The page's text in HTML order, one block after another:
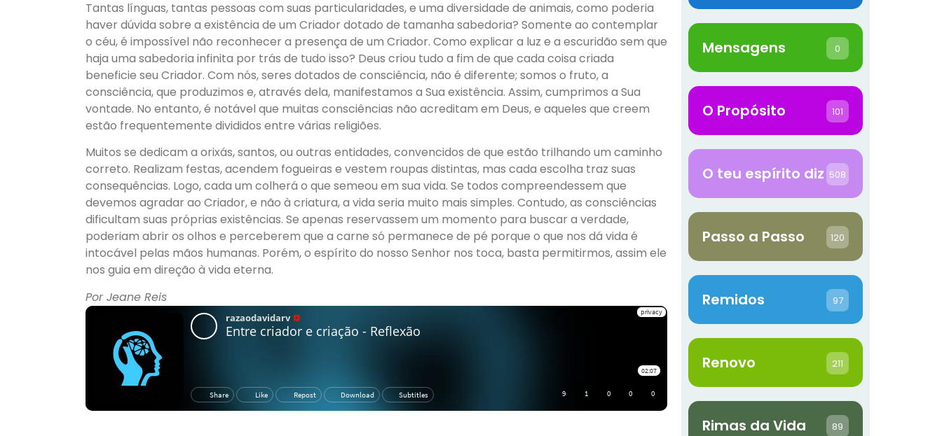
Tantas línguas, tantas pessoas com suas particularidades, e uma diversidade de animais, como poderia
haver dúvida sobre a existência de um Criador dotado de tamanha sabedoria? Somente ao contemplar
o céu, é impossível não reconhecer a presença de um Criador. Como explicar a luz e a escuridão sem que
haja uma sabedoria infinita por trás de tudo isso? Deus criou tudo a fim de que cada coisa criada
beneficie seu Criador. Com nós, seres dotados de consciência, não é diferente; somos o fruto, a
consciência, que produzimos e, através dela, manifestamos a Sua existência. Assim, cumprimos a Sua
vontade. No entanto, é notável que muitas consciências não acreditam em Deus, e aqueles que creem
estão frequentemente divididos entre várias religiões.
Muitos se dedicam a orixás, santos, ou outras entidades, convencidos de que estão trilhando um caminho
correto. Realizam festas, acendem fogueiras e vestem roupas distintas, mas cada escolha traz suas
consequências. Logo, cada um colherá o que semeou em sua vida. Se todos compreendessem que
devemos agradar ao Criador, e não à criatura, a vida seria muito mais simples. Contudo, as consciências
dificultam suas próprias existências. Se apenas reservassem um momento para buscar a verdade,
poderiam abrir os olhos e perceberem que a carne só permanece de pé porque o que nos dá vida é
intocável pelas mãos humanas. Porém, o espírito do nosso Senhor nos toca, basta permitirmos, assim ele
nos guia em direção à vida eterna.
Por Jeane Reis
Mensagens 0
O Propósito 101
O teu espírito diz 508
Passo a Passo 120
Remidos 97
Renovo 211
Rimas da Vida 89